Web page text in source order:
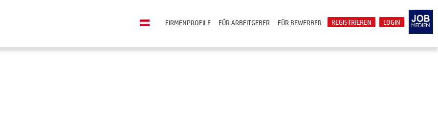
LOGIN
REGISTRIEREN
FÜR BEWERBER
FÜR ARBEITGEBER
FIRMENPROFILE